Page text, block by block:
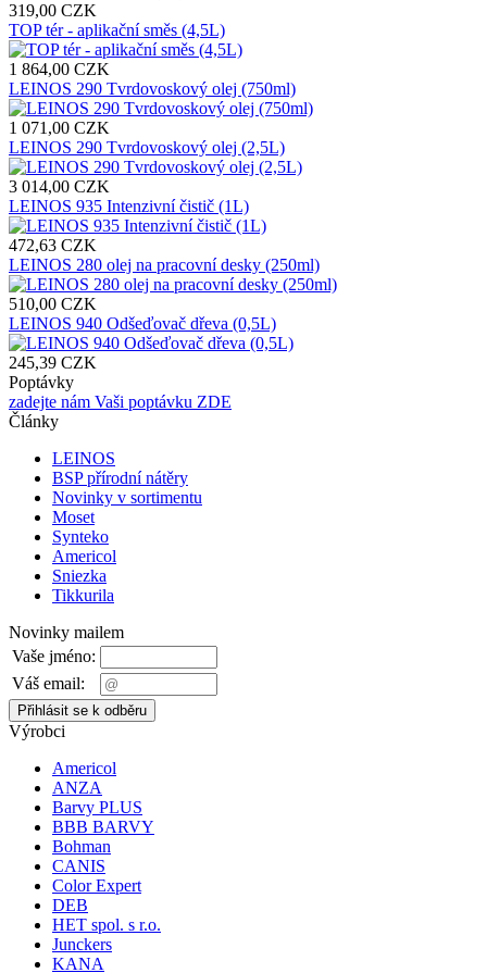
319,00 CZK
TOP tér - aplikační směs (4,5L)
1 864,00 CZK
LEINOS 290 Tvrdovoskový olej (750ml)
1 071,00 CZK
LEINOS 290 Tvrdovoskový olej (2,5L)
3 014,00 CZK
LEINOS 935 Intenzivní čistič (1L)
472,63 CZK
LEINOS 280 olej na pracovní desky (250ml)
510,00 CZK
LEINOS 940 Odšeďovač dřeva (0,5L)
245,39 CZK
Poptávky
zadejte nám Vaši poptávku ZDE
Články
LEINOS
BSP přírodní nátěry
Novinky v sortimentu
Moset
Synteko
Americol
Sniezka
Tikkurila
Novinky mailem
Vaše jméno:
Váš email:
Výrobci
Americol
ANZA
Barvy PLUS
BBB BARVY
Bohman
CANIS
Color Expert
DEB
HET spol. s r.o.
Junckers
KANA